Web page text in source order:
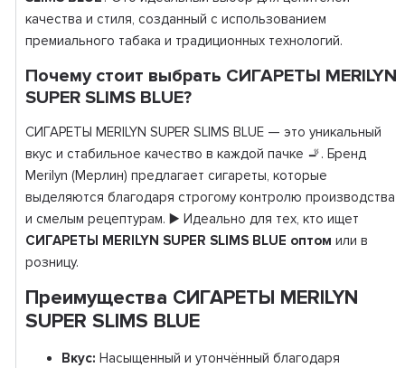
качества и стиля, созданный с использованием
премиального табака и традиционных технологий.
Почему стоит выбрать СИГАРЕТЫ MERILYN
SUPER SLIMS BLUE?
СИГАРЕТЫ MERILYN SUPER SLIMS BLUE — это уникальный
вкус и стабильное качество в каждой пачке 🚬. Бренд
Merilyn (Мерлин) предлагает сигареты, которые
выделяются благодаря строгому контролю производства
и смелым рецептурам. ▶️ Идеально для тех, кто ищет
СИГАРЕТЫ MERILYN SUPER SLIMS BLUE оптом или в
розницу.
Преимущества СИГАРЕТЫ MERILYN
SUPER SLIMS BLUE
Вкус: Насыщенный и утончённый благодаря